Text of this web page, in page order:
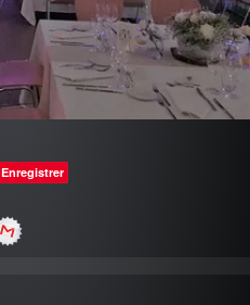
Enregistrer